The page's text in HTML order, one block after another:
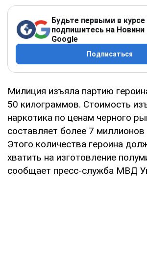
Будьте первыми в курсе
подпишитесь на Новини
Google
Подписаться
Милиция изъяла партию
50 килограммов. Стоимость
наркотика по ценам черного
составляет более 7
Этого количества героина
хватить на изготовление
сообщает пресс-служба МВД